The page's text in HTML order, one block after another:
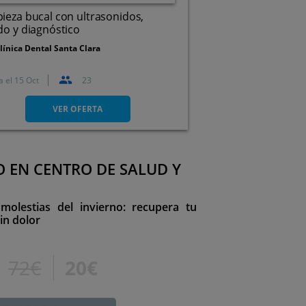
bucal con ultrasonidos,
y diagnóstico
Dental Santa Clara
En Santander y Los Corrales
de Buelna
el 15 Oct 23
VER OFERTA
EN CENTRO DE SALUD Y
del invierno: recupera tu
dolor